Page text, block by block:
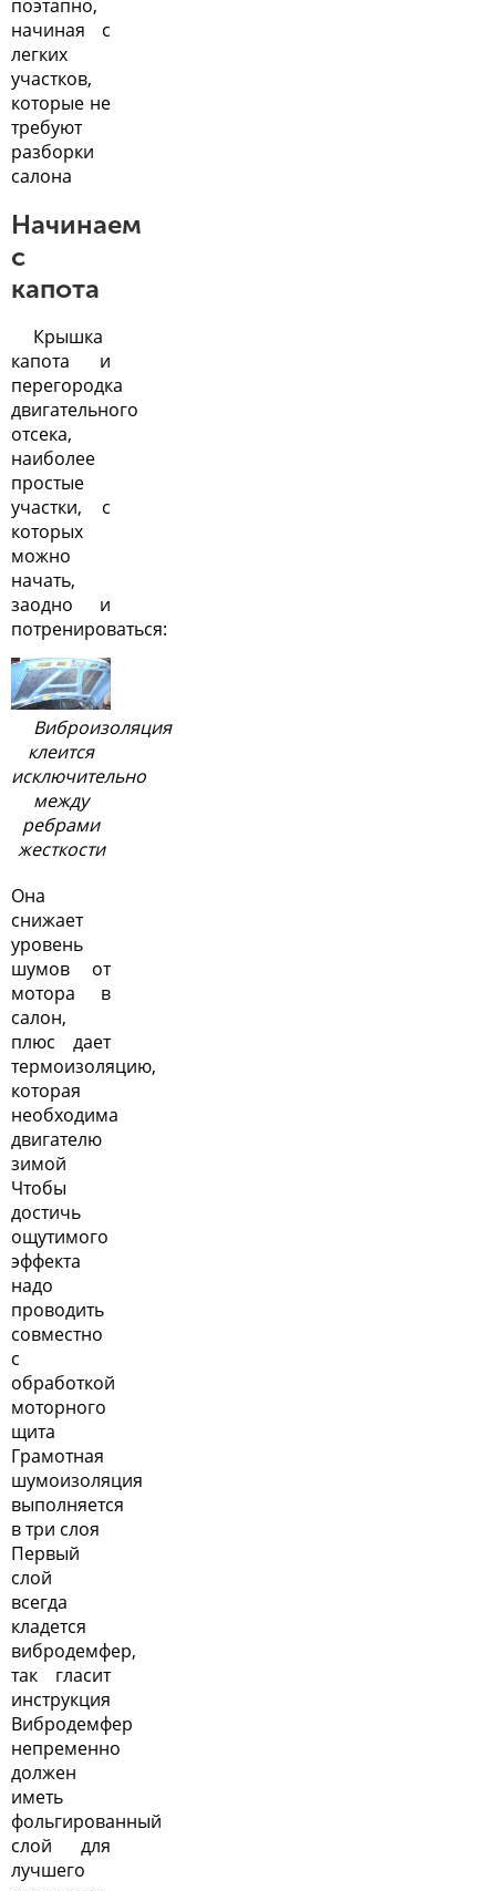
поэтапно,
начиная с
легких
участков,
которые не
требуют
разборки
салона
Начинаем
с
капота
Крышка
капота и
перегородка
двигательного
отсека,
наиболее
простые
участки, с
которых
можно
начать,
заодно и
потренироваться:
Виброизоляция
клеится
исключительно
между
ребрами
жесткости
Она
снижает
уровень
шумов от
мотора в
салон,
плюс дает
термоизоляцию,
которая
необходима
двигателю
зимой
Чтобы
достичь
ощутимого
эффекта
надо
проводить
совместно
с
обработкой
моторного
щита
Грамотная
шумоизоляция
выполняется
в три слоя
Первый
слой
всегда
кладется
вибродемфер,
так гласит
инструкция
Вибродемфер
непременно
должен
иметь
фольгированный
слой для
лучшего